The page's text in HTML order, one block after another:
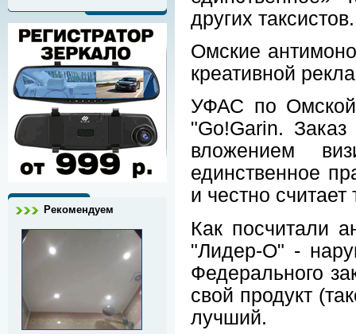
Рекомендуем
других таксистов.
Омские
креативной
УФАС по Омской
"Go!Garin. Заказ
вложением
единственное
и честно
Как посчитали
"Лидер-О" -
Федерального
свой продукт
лучший.